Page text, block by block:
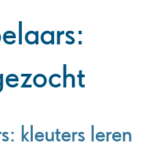
kleuters leren